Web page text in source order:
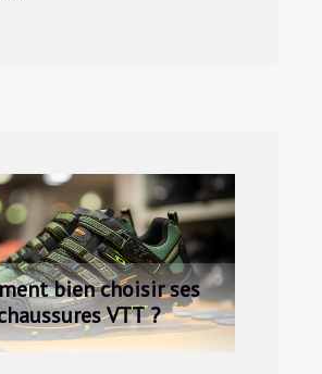
bien choisir ses
VTT ?